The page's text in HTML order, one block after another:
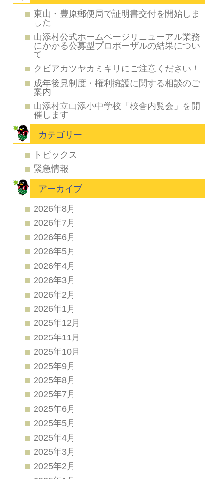
東山・豊原郵便局で証明書交付を開始しま
した
山添村公式ホームページリニューアル業務
にかかる公募型プロポーザルの結果につい
て
クビアカツヤカミキリにご注意ください！
成年後見制度・権利擁護に関する相談のご
案内
山添村立山添小中学校「校舎内覧会」を開
催します
カテゴリー
トピックス
緊急情報
アーカイブ
2026年8月
2026年7月
2026年6月
2026年5月
2026年4月
2026年3月
2026年2月
2026年1月
2025年12月
2025年11月
2025年10月
2025年9月
2025年8月
2025年7月
2025年6月
2025年5月
2025年4月
2025年3月
2025年2月